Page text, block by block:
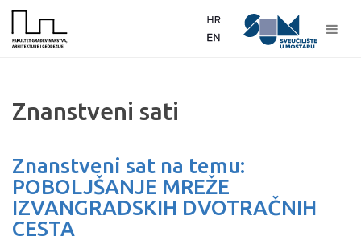
Znanstveni sati
Znanstveni sat na temu:
POBOLJŠANJE MREŽE
IZVANGRADSKIH DVOTRAČNIH
CESTA